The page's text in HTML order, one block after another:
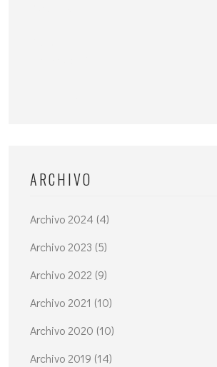
ARCHIVO
Archivo 2024 (4)
Archivo 2023 (5)
Archivo 2022 (9)
Archivo 2021 (10)
Archivo 2020 (10)
Archivo 2019 (14)